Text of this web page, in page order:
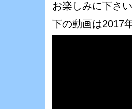
お楽しみに下さ
下の動画は2017